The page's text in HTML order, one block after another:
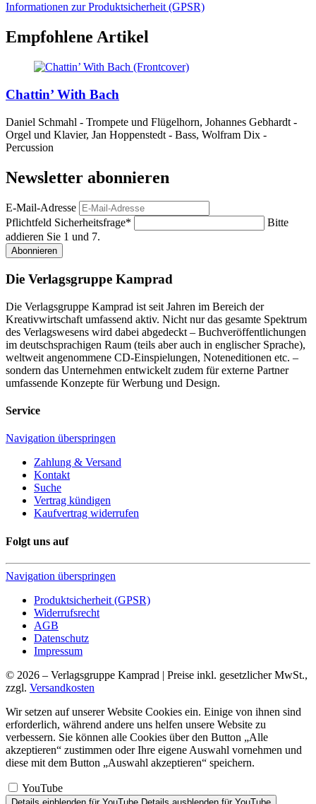
Informationen zur Produktsicherheit (GPSR)
Empfohlene Artikel
Chattin’ With Bach
Daniel Schmahl - Trompete und Flügelhorn, Johannes Gebhardt -
Orgel und Klavier, Jan Hoppenstedt - Bass, Wolfram Dix -
Percussion
Newsletter abonnieren
E-Mail-Adresse
Pflichtfeld Sicherheitsfrage*
Bitte
addieren Sie 1 und 7.
Abonnieren
Die Verlagsgruppe Kamprad
Die Verlagsgruppe Kamprad ist seit Jahren im Bereich der
Kreativwirtschaft umfassend aktiv. Nicht nur das gesamte Spektrum
des Verlagswesens wird dabei abgedeckt – Buchveröffentlichungen
im deutschsprachigen Raum (teils aber auch in englischer Sprache),
weltweit angenommene CD-Einspielungen, Noteneditionen etc. –
sondern das Unternehmen entwickelt zudem für externe Partner
umfassende Konzepte für Werbung und Design.
Service
Navigation überspringen
Zahlung & Versand
Kontakt
Suche
Vertrag kündigen
Kaufvertrag widerrufen
Folgt uns auf
Navigation überspringen
Produktsicherheit (GPSR)
Widerrufsrecht
AGB
Datenschutz
Impressum
© 2026 – Verlagsgruppe Kamprad | Preise inkl. gesetzlicher MwSt.,
zzgl. Versandkosten
Wir setzen auf unserer Website Cookies ein. Einige von ihnen sind
erforderlich, während andere uns helfen unsere Website zu
verbessern. Sie können alle Cookies über den Button „Alle
akzeptieren“ zustimmen oder Ihre eigene Auswahl vornehmen und
diese mit dem Button „Auswahl akzeptieren“ speichern.
YouTube